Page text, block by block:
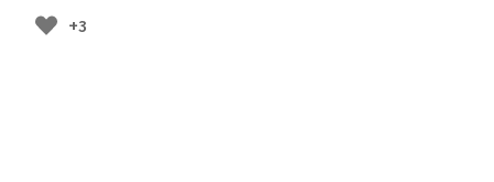
+3